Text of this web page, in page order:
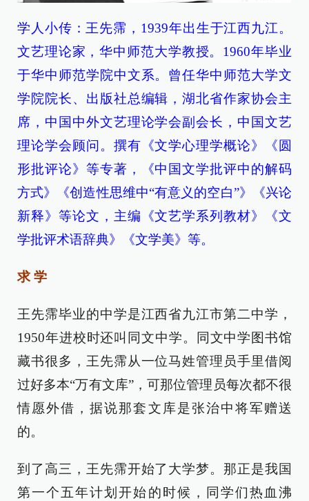
学人小传：王先霈，1939年出生于江西九江。
文艺理论家，华中师范大学教授。1960年毕业
于华中师范学院中文系。曾任华中师范大学文
学院院长、出版社总编辑，湖北省作家协会主
席，中国中外文艺理论学会副会长，中国文艺
理论学会顾问。撰有《文学心理学概论》《圆
形批评论》等专著，《中国文学批评中的解码
方式》《创造性思维中“有意义的空白”》《兴论
新释》等论文，主编《文艺学系列教材》《文
学批评术语辞典》《文学美》等。
求 学
王先霈毕业的中学是江西省九江市第二中学，
1950年进校时还叫同文中学。同文中学图书馆
藏书很多，王先霈从一位马姓管理员手里借阅
过好多本“万有文库”，可那位管理员每次都不很
情愿外借，据说那套文库是张治中将军赠送
的。
到了高三，王先霈开始了大学梦。那正是我国
第一个五年计划开始的时候，同学们热血沸